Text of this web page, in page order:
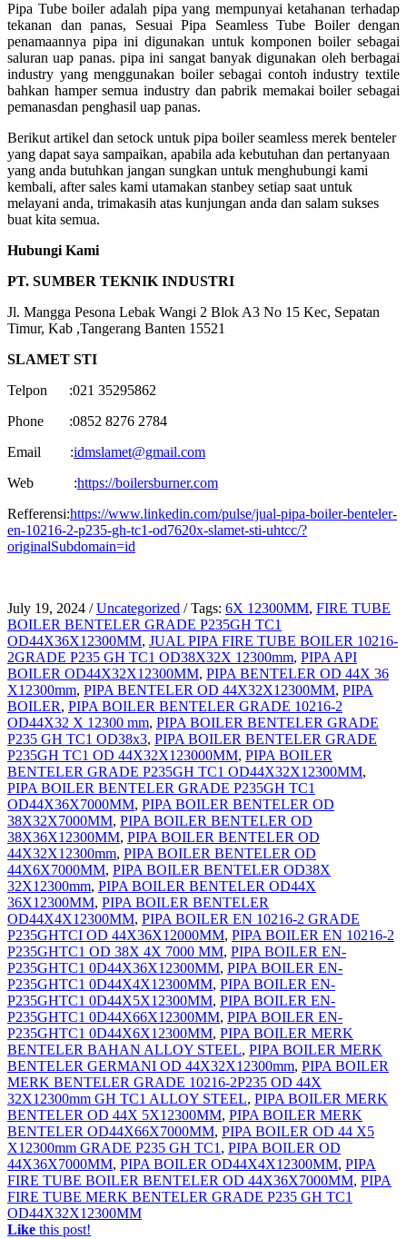
Pipa Tube boiler adalah pipa yang mempunyai ketahanan terhadap
tekanan dan panas, Sesuai Pipa Seamless Tube Boiler dengan
penamaannya pipa ini digunakan untuk komponen boiler sebagai
saluran uap panas. pipa ini sangat banyak digunakan oleh berbagai
industry yang menggunakan boiler sebagai contoh industry textile
bahkan hamper semua industry dan pabrik memakai boiler sebagai
pemanasdan penghasil uap panas.
Berikut artikel dan setock untuk pipa boiler seamless merek benteler
yang dapat saya sampaikan, apabila ada kebutuhan dan pertanyaan
yang anda butuhkan jangan sungkan untuk menghubungi kami
kembali, after sales kami utamakan stanbey setiap saat untuk
melayani anda, trimakasih atas kunjungan anda dan salam sukses
buat kita semua.
Hubungi Kami
PT. SUMBER TEKNIK INDUSTRI
Jl. Mangga Pesona Lebak Wangi 2 Blok A3 No 15 Kec, Sepatan
Timur, Kab ,Tangerang Banten 15521
SLAMET STI
Telpon :021 35295862
Phone :0852 8276 2784
Email :idmslamet@gmail.com
Web :https://boilersburner.com
Refferensi:https://www.linkedin.com/pulse/jual-pipa-boiler-benteler-
en-10216-2-p235-gh-tc1-od7620x-slamet-sti-uhtcc/?
originalSubdomain=id
July 19, 2024 / Uncategorized / Tags: 6X 12300MM, FIRE TUBE
BOILER BENTELER GRADE P235GH TC1
OD44X36X12300MM, JUAL PIPA FIRE TUBE BOILER 10216-
2GRADE P235 GH TC1 OD38X32X 12300mm, PIPA API
BOILER OD44X32X12300MM, PIPA BENTELER OD 44X 36
X12300mm, PIPA BENTELER OD 44X32X12300MM, PIPA
BOILER, PIPA BOILER BENTELER GRADE 10216-2
OD44X32 X 12300 mm, PIPA BOILER BENTELER GRADE
P235 GH TC1 OD38x3, PIPA BOILER BENTELER GRADE
P235GH TC1 OD 44X32X123000MM, PIPA BOILER
BENTELER GRADE P235GH TC1 OD44X32X12300MM,
PIPA BOILER BENTELER GRADE P235GH TC1
OD44X36X7000MM, PIPA BOILER BENTELER OD
38X32X7000MM, PIPA BOILER BENTELER OD
38X36X12300MM, PIPA BOILER BENTELER OD
44X32X12300mm, PIPA BOILER BENTELER OD
44X6X7000MM, PIPA BOILER BENTELER OD38X
32X12300mm, PIPA BOILER BENTELER OD44X
36X12300MM, PIPA BOILER BENTELER
OD44X4X12300MM, PIPA BOILER EN 10216-2 GRADE
P235GHTCI OD 44X36X12000MM, PIPA BOILER EN 10216-2
P235GHTC1 OD 38X 4X 7000 MM, PIPA BOILER EN-
P235GHTC1 0D44X36X12300MM, PIPA BOILER EN-
P235GHTC1 0D44X4X12300MM, PIPA BOILER EN-
P235GHTC1 0D44X5X12300MM, PIPA BOILER EN-
P235GHTC1 0D44X66X12300MM, PIPA BOILER EN-
P235GHTC1 0D44X6X12300MM, PIPA BOILER MERK
BENTELER BAHAN ALLOY STEEL, PIPA BOILER MERK
BENTELER GERMANI OD 44X32X12300mm, PIPA BOILER
MERK BENTELER GRADE 10216-2P235 OD 44X
32X12300mm GH TC1 ALLOY STEEL, PIPA BOILER MERK
BENTELER OD 44X 5X12300MM, PIPA BOILER MERK
BENTELER OD44X66X7000MM, PIPA BOILER OD 44 X5
X12300mm GRADE P235 GH TC1 , PIPA BOILER OD
44X36X7000MM, PIPA BOILER OD44X4X12300MM, PIPA
FIRE TUBE BOILER BENTELER OD 44X36X7000MM, PIPA
FIRE TUBE MERK BENTELER GRADE P235 GH TC1
OD44X32X12300MM
Like this post!